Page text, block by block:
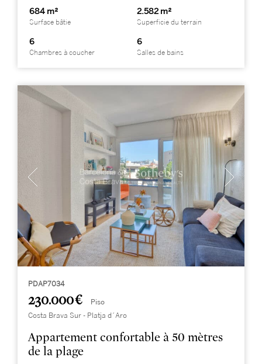
684 m²
Surface bâtie
2.582 m²
Superficie du terrain
6
Chambres à coucher
6
Salles de bains
PDAP7034
230.000 € Piso
Costa Brava Sur - Platja d´Aro
Appartement confortable à 50 mètres
de la plage